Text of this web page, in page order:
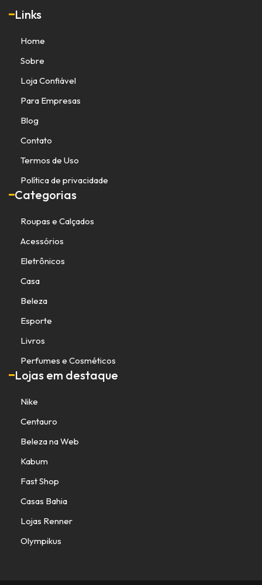
Links
Home
Sobre
Loja Confiável
Para Empresas
Blog
Contato
Termos de Uso
Política de privacidade
Categorias
Roupas e Calçados
Acessórios
Eletrônicos
Casa
Beleza
Esporte
Livros
Perfumes e Cosméticos
Lojas em destaque
Nike
Centauro
Beleza na Web
Kabum
Fast Shop
Casas Bahia
Lojas Renner
Olympikus